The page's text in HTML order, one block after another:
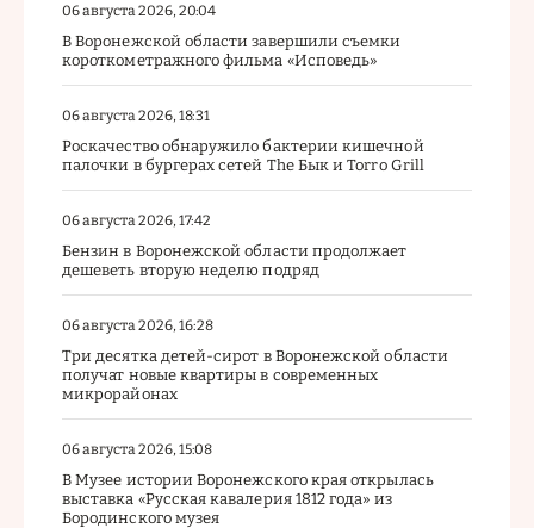
06 августа 2026, 20:04
В Воронежской области завершили съемки
короткометражного фильма «Исповедь»
06 августа 2026, 18:31
Роскачество обнаружило бактерии кишечной
палочки в бургерах сетей The Бык и Torro Grill
06 августа 2026, 17:42
Бензин в Воронежской области продолжает
дешеветь вторую неделю подряд
06 августа 2026, 16:28
Три десятка детей-сирот в Воронежской области
получат новые квартиры в современных
микрорайонах
06 августа 2026, 15:08
В Музее истории Воронежского края открылась
выставка «Русская кавалерия 1812 года» из
Бородинского музея